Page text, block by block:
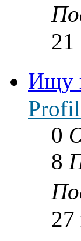
21
Ищу
0
8
27